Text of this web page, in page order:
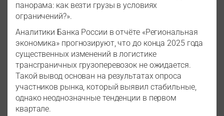
панорама: как везти грузы в условиях
ограничений?».
Аналитики Банка России в отчёте «Региональная
экономика» прогнозируют, что до конца 2025 года
существенных изменений в логистике
трансграничных грузоперевозок не ожидается.
Такой вывод основан на результатах опроса
участников рынка, который выявил стабильные,
однако неоднозначные тенденции в первом
квартале.